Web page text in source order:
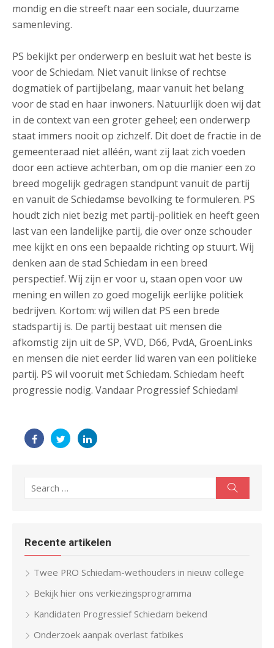
mondig en die streeft naar een sociale, duurzame
samenleving.
PS bekijkt per onderwerp en besluit wat het beste is
voor de Schiedam. Niet vanuit linkse of rechtse
dogmatiek of partijbelang, maar vanuit het belang
voor de stad en haar inwoners. Natuurlijk doen wij dat
in de context van een groter geheel; een onderwerp
staat immers nooit op zichzelf. Dit doet de fractie in de
gemeenteraad niet alléén, want zij laat zich voeden
door een actieve achterban, om op die manier een zo
breed mogelijk gedragen standpunt vanuit de partij
en vanuit de Schiedamse bevolking te formuleren. PS
houdt zich niet bezig met partij-politiek en heeft geen
last van een landelijke partij, die over onze schouder
mee kijkt en ons een bepaalde richting op stuurt. Wij
denken aan de stad Schiedam in een breed
perspectief. Wij zijn er voor u, staan open voor uw
mening en willen zo goed mogelijk eerlijke politiek
bedrijven. Kortom: wij willen dat PS een brede
stadspartij is. De partij bestaat uit mensen die
afkomstig zijn uit de SP, VVD, D66, PvdA, GroenLinks
en mensen die niet eerder lid waren van een politieke
partij. PS wil vooruit met Schiedam. Schiedam heeft
progressie nodig. Vandaar Progressief Schiedam!
for:
Recente artikelen
Twee PRO Schiedam-wethouders in nieuw college
Bekijk hier ons verkiezingsprogramma
Kandidaten Progressief Schiedam bekend
Onderzoek aanpak overlast fatbikes